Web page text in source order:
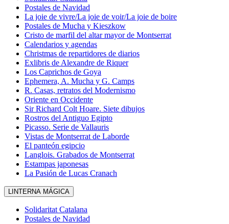
Postales de Navidad
La joie de vivre/La joie de voir/La joie de boire
Postales de Mucha y Kieszkow
Cristo de marfil del altar mayor de Montserrat
Calendarios y agendas
Christmas de repartidores de diarios
Exlibris de Alexandre de Riquer
Los Caprichos de Goya
Ephemera, A. Mucha y G. Camps
R. Casas, retratos del Modernismo
Oriente en Occidente
Sir Richard Colt Hoare. Siete dibujos
Rostros del Antiguo Egipto
Picasso. Serie de Vallauris
Vistas de Montserrat de Laborde
El panteón egipcio
Langlois. Grabados de Montserrat
Estampas japonesas
La Pasión de Lucas Cranach
LINTERNA MÁGICA
Solidaritat Catalana
Postales de Navidad